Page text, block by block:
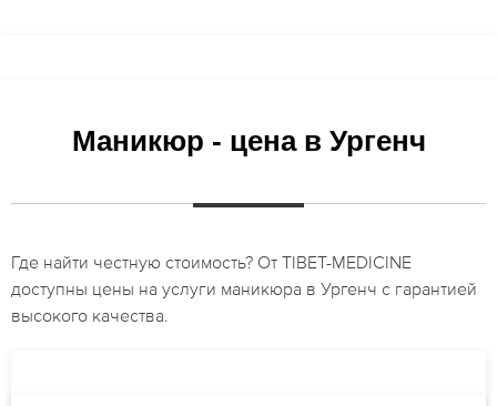
Маникюр - цена в Ургенч
Где найти честную стоимость? От TIBET-MEDICINE
доступны цены на услуги маникюра в Ургенч с гарантией
высокого качества.